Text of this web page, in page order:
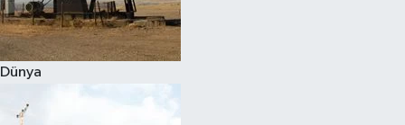
Dünya
Hava Durumu
Kadın